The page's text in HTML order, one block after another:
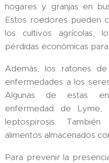
hogares y granjas en
Estos roedores pueden
los cultivos agrícolas,
pérdidas económicas
Además, los ratones
enfermedades a los
Algunas de estas
enfermedad de
leptospirosis.
alimentos almacenados
Para prevenir la